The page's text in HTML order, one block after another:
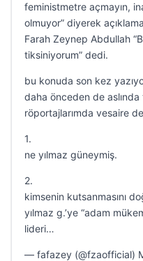
feministmetre açmayın,
olmuyor” diyerek
Farah Zeynep Abdullah
tiksiniyorum” dedi.
bu konuda son kez
daha önceden de
röportajlarımda vesaire
1.
ne yılmaz güneymiş.
2.
kimsenin kutsanmasını
yılmaz g.’ye “adam
lideri…
— fafazey (@fzaofficial)